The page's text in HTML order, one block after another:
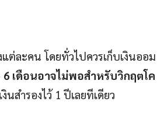
ต่ละคน โดยทั่วไปควรเก็บเงินออม
6 เดือนอาจไม่พอสำหรับวิกฤตโค
นสำรองไว้ 1 ปีเลยทีเดียว